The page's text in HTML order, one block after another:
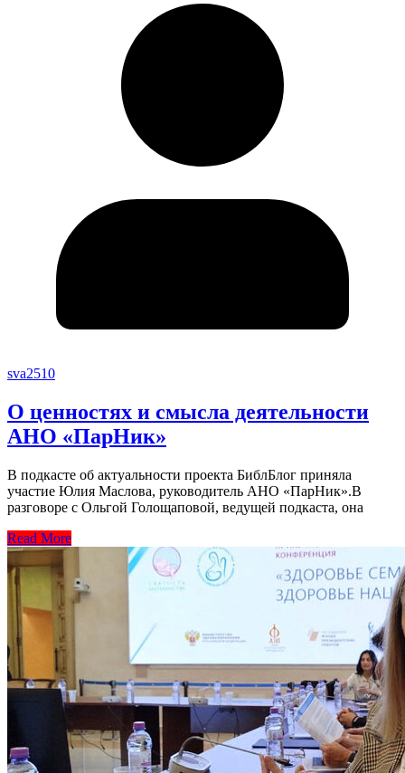
sva2510
О ценностях и смысла деятельности
АНО «ПарНик»
В подкасте об актуальности проекта БиблБлог приняла
участие Юлия Маслова, руководитель АНО «ПарНик».В
разговоре с Ольгой Голощаповой, ведущей подкаста, она
Read More